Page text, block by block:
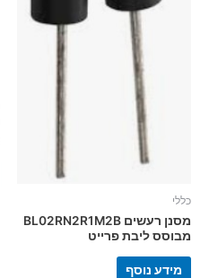
כללי
מסנן רעשים BL02RN2R1M2B
מבוסס ליבת פרייט
מידע נוסף